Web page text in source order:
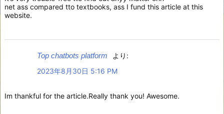
net ass compared tto textbooks, ass I fund this article at this
website.
Top chatbots platform
より:
2023年8月30日 5:16 PM
Im thankful for the article.Really thank you! Awesome.